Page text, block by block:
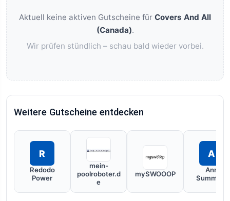
Aktuell keine aktiven Gutscheine für Covers And All
(Canada).
Wir prüfen stündlich – schau bald wieder vorbei.
Weitere Gutscheine entdecken
R
Redodo
Power
mein-
poolroboter.d
e
mySWOOOP
A
Ann
Summers